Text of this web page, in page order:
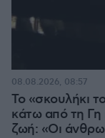
Το «σκουλήκι
κάτω από τη Γη
ζωή: «Οι
08.08.2026, 08:57